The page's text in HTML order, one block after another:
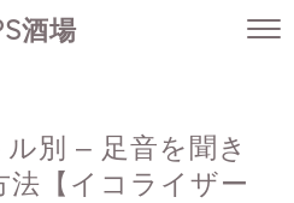
酒場
別 – 足音を聞き
法【イコライザー